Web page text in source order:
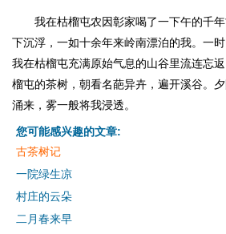
我在枯榴屯农因彰家喝了一下午的千
下沉浮，一如十余年来岭南漂泊的我。一时
我在枯榴屯充满原始气息的山谷里流连忘
榴屯的茶树，朝看名葩异卉，遍开溪谷。
涌来，雾一般将我浸透。
您可能感兴趣的文章:
古茶树记
一院绿生凉
村庄的云朵
二月春来早